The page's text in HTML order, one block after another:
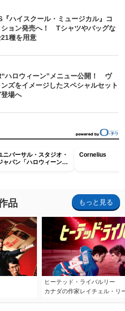
『ハイスクール・ミュージカル』コ
ション発売へ！ Tシャツやバッグな
21種を用意
ハロウィーン”メニュー公開！ ヴ
ンズをイメージしたスペシャルセット
場へ
ニバーサル・スタジオ・
ャパン「ハロウィーン・
Cornelius
品 もっと見る
ヒーテッド・ライバルリー
カナダの作家レイチェル・リ